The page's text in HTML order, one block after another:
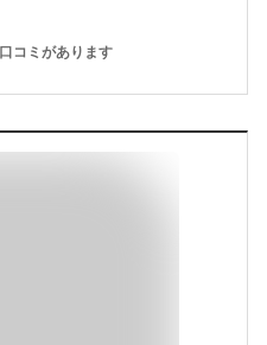
コミがあります